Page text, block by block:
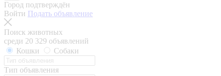
Город подтверждён
Войти Подать объявление
Поиск животных
среди 20 329 объявлений
Кошки
Собаки
Тип объявления